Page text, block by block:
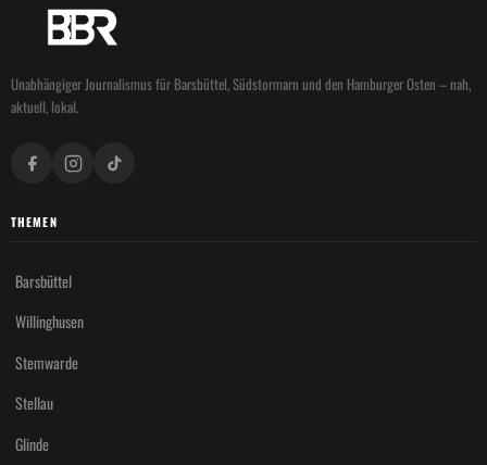
Unabhängiger Journalismus für Barsbüttel, Südstormarn und den Hamburger Osten – nah,
aktuell, lokal.
THEMEN
Barsbüttel
Willinghusen
Stemwarde
Stellau
Glinde